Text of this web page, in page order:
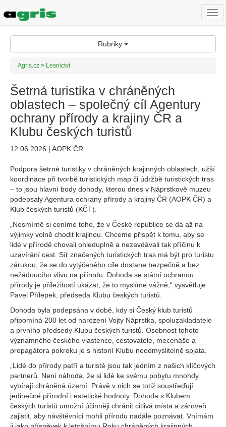
Rubriky
Agris.cz > Lesnictví
Šetrná turistika v chráněných
oblastech – společný cíl Agentury
ochrany přírody a krajiny ČR a
Klubu českých turistů
12.06.2026 | AOPK ČR
Podpora šetrné turistiky v chráněných krajinných oblastech, užší
koordinace při tvorbě turistických map či údržbě turistických tras
– to jsou hlavní body dohody, kterou dnes v Náprstkově muzeu
podepsaly Agentura ochrany přírody a krajiny ČR (AOPK ČR) a
Klub českých turistů (KČT).
„Nesmírně si ceníme toho, že v České republice se dá až na
výjimky volně chodit krajinou. Chceme přispět k tomu, aby se
lidé v přírodě chovali ohleduplně a nezavdávali tak příčinu k
uzavírání cest. Síť značených turistických tras má být pro turistu
zárukou, že se do vytýčeného cíle dostane bezpečně a bez
nežádoucího vlivu na přírodu. Dohoda se státní ochranou
přírody je příležitostí ukázat, že to myslíme vážně,“ vysvětluje
Pavel Přílepek, předseda Klubu českých turistů.
Dohoda byla podepsána v době, kdy si Český klub turistů
připomíná 200 let od narození Vojty Náprstka, spoluzakladatele
a prvního předsedy Klubu českých turistů. Osobnost tohoto
významného českého vlastence, cestovatele, mecenáše a
propagátora pokroku je s historií Klubu neodmyslitelně spjata.
„Lidé do přírody patří a turisté jsou tak jedním z našich klíčových
partnerů. Není náhoda, že si lidé ke svému pobytu mnohdy
vybírají chráněná území. Právě v nich se totiž soustřeďují
jedinečné přírodní i estetické hodnoty. Dohoda s Klubem
českých turistů umožní účinněji chránit citlivá místa a zároveň
zajistit, aby návštěvníci mohli přírodu nadále poznávat. Vnímám